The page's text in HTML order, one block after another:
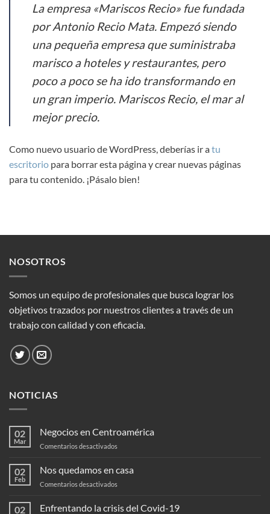
La empresa «Mariscos Recio» fue fundada
por Antonio Recio Mata. Empezó siendo
una pequeña empresa que suministraba
marisco a hoteles y restaurantes, pero
poco a poco se ha ido transformando en
un gran imperio. Mariscos Recio, el mar al
mejor precio.
Como nuevo usuario de WordPress, deberías ir atu
escritorio para borrar esta página y crear nuevas páginas
para tu contenido. ¡Pásalo bien!
NOSOTROS
Somos un equipo de profesionales que busca lograr los
objetivos trazados por nuestros clientes a través de un
trabajo con calidad y con eficacia.
NOTICIAS
02
Mar
Negocios en Centroamérica
Comentarios desactivados
02
Feb
Nos quedamos en casa
Comentarios desactivados
quedamos
02 Enfrentando la crisis del Covid-19